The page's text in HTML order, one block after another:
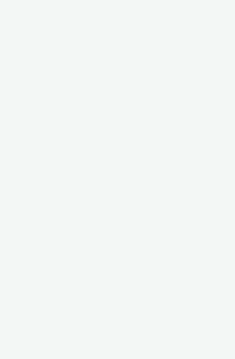
necessary are stored on your
how you use this
out of some of these cookies may
of the website, anonymously.
cookies in the category